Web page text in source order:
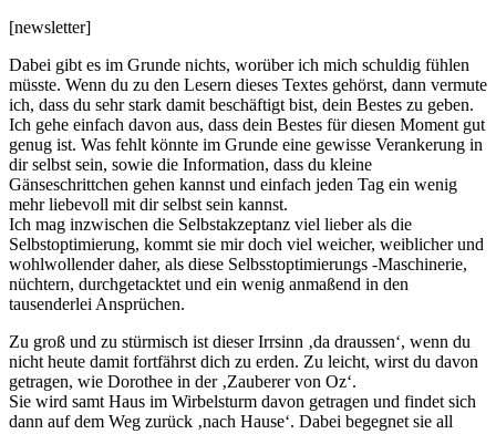
[newsletter]
Dabei gibt es im Grunde nichts, worüber ich mich schuldig fühlen
müsste. Wenn du zu den Lesern dieses Textes gehörst, dann vermute
ich, dass du sehr stark damit beschäftigt bist, dein Bestes zu geben.
Ich gehe einfach davon aus, dass dein Bestes für diesen Moment gut
genug ist. Was fehlt könnte im Grunde eine gewisse Verankerung in
dir selbst sein, sowie die Information, dass du kleine
Gänseschrittchen gehen kannst und einfach jeden Tag ein wenig
mehr liebevoll mit dir selbst sein kannst.
Ich mag inzwischen die Selbstakzeptanz viel lieber als die
Selbstoptimierung, kommt sie mir doch viel weicher, weiblicher und
wohlwollender daher, als diese Selbsstoptimierungs -Maschinerie,
nüchtern, durchgetacktet und ein wenig anmaßend in den
tausenderlei Ansprüchen.
Zu groß und zu stürmisch ist dieser Irrsinn ‚da draussen‘, wenn du
nicht heute damit fortfährst dich zu erden. Zu leicht, wirst du davon
getragen, wie Dorothee in der ‚Zauberer von Oz‘.
Sie wird samt Haus im Wirbelsturm davon getragen und findet sich
dann auf dem Weg zurück ‚nach Hause‘. Dabei begegnet sie all